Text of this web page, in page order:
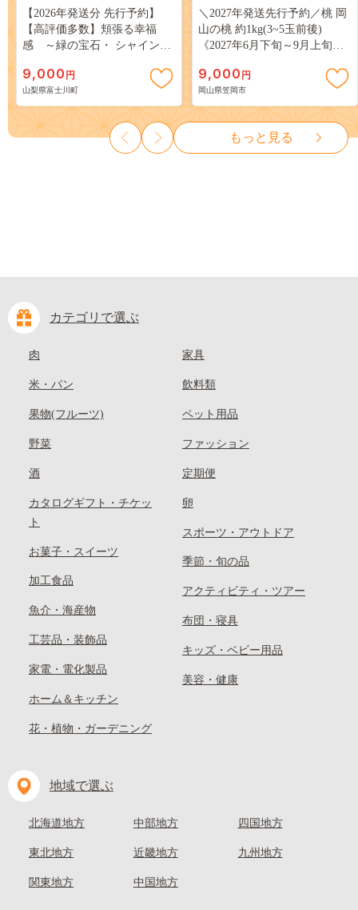
【2026年発送分 先行予約】
【高評価多数】頬張る幸福
感 ～緑の宝石・ シャインマ
３房） フルーツ 山梨県産 果
物 くだもの シャイン マスカ
ット ぶどう ブドウ 葡萄 大粒
種なし 先行予約 富士川町
10000円 一万円 9000円 九千円
9,000 円
山梨県富士川町
＼2027年発送先行予約／桃 岡
山の桃 約1kg(3~5玉前後)
《2027年6月下旬～9月上旬頃
岡山 はくとう スイーツ フル
ーツ 果物 デザート 旬 モモ も
も 先行予約 送料無料 果物 岡
山県 笠岡市 清水白桃 白鳳 白
麗 クール便---
kasaoka_zsy_419_100---
9,000 円
岡山県笠岡市
もっと見る
カテゴリで選ぶ
肉
米・パン
果物(フルーツ)
野菜
酒
カタログギフト・チケッ
ト
お菓子・スイーツ
加工食品
魚介・海産物
工芸品・装飾品
家電・電化製品
ホーム＆キッチン
花・植物・ガーデニング
家具
飲料類
ペット用品
ファッション
定期便
卵
スポーツ・アウトドア
季節・旬の品
アクティビティ・ツアー
布団・寝具
キッズ・ベビー用品
美容・健康
地域で選ぶ
北海道地方
東北地方
関東地方
中部地方
近畿地方
中国地方
四国地方
九州地方